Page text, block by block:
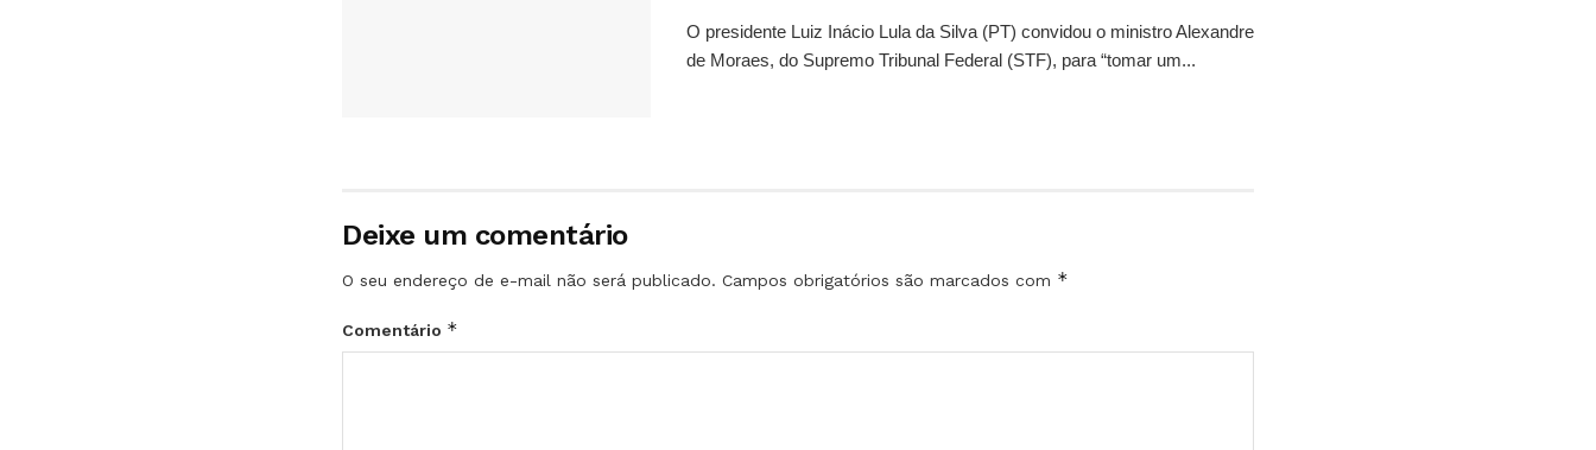
O presidente Luiz Inácio Lula da Silva (PT) convidou o ministro Alexandre
de Moraes, do Supremo Tribunal Federal (STF), para “tomar um...
Deixe um comentário
O seu endereço de e-mail não será publicado. Campos obrigatórios são marcados com *
Comentário *